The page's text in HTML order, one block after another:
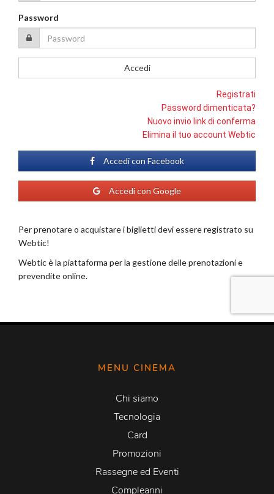
MENU CINEMA
Chi siamo
Tecnologia
Card
Promozioni
Rassegne ed Eventi
Compleanni